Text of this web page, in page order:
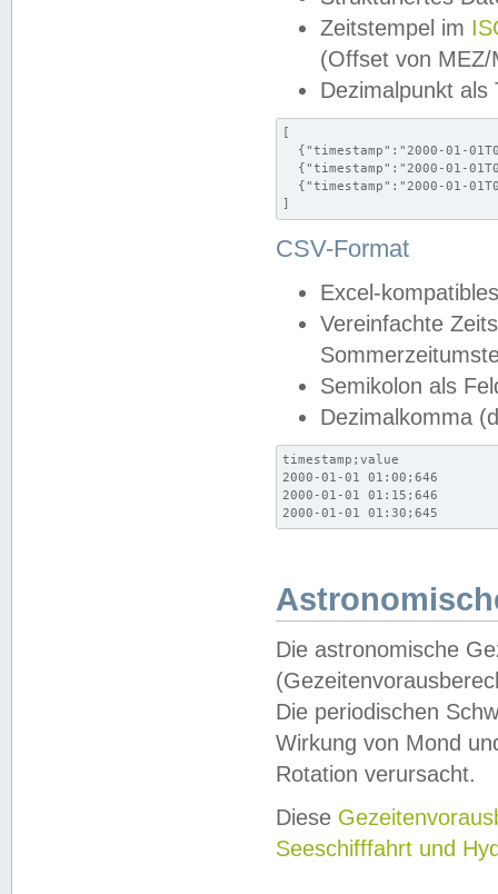
Zeitstempel im
(Offset von MEZ/
Dezimalpunkt als
[
{"timestamp":"2000-01-
{"timestamp":"2000-01-
{"timestamp":"2000-01-
]
CSV-Format
Excel-
Vereinfachte
Semikolon als
Dezimalkomma
timestamp;value
2000-01-01 01:00;646
2000-01-01 01:15;646
2000-01-01 01:30;645
Die astronomische
Die periodischen
Wirkung von Mond
Rotation verursacht.
Diese
Seeschifffahrt und